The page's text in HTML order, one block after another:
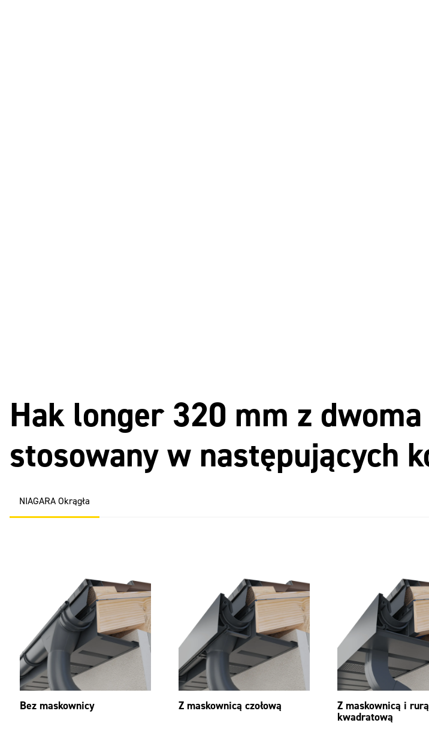
Hak longer 320 mm z
stosowany w następujących
NIAGARA Okrągła
Bez maskownicy Z maskownicą czołową Z maskownicą i rurą
kwadratową